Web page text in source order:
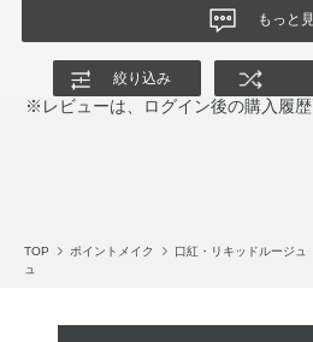
もっと
絞り込み
※レビューは、ログイン後の購入履歴
TOP ポイントメイク 口紅・リキッドルージュ
ュ